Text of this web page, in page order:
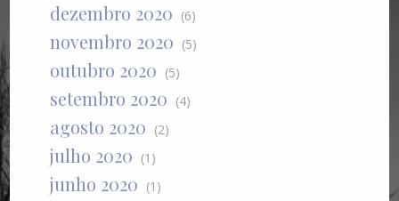
dezembro 2020 (6)
novembro 2020 (5)
outubro 2020 (5)
setembro 2020 (4)
agosto 2020 (2)
julho 2020 (1)
junho 2020 (1)